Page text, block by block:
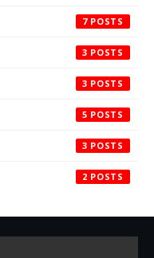
7
3
3
5
3
2